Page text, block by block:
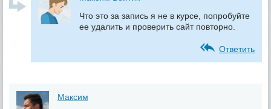
Что это за запись я не в курсе, попробуйте
ее удалить и проверить сайт повторно.
Ответить
Максим